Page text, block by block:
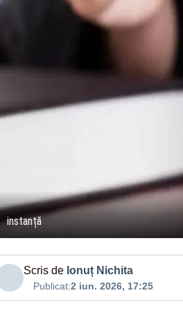
instanță
Scris de Ionuț Nichita
Publicat:2 iun. 2026, 17:25